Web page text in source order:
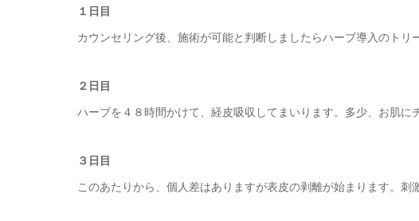
１日目
カウンセリング後、施術が可能と判断しましたらハーブ導入のトリ
２日目
ハーブを４８時間かけて、経皮吸収してまいります。多少、お肌に
３日目
このあたりから、個人差はありますが表皮の剥離が始まります。刺